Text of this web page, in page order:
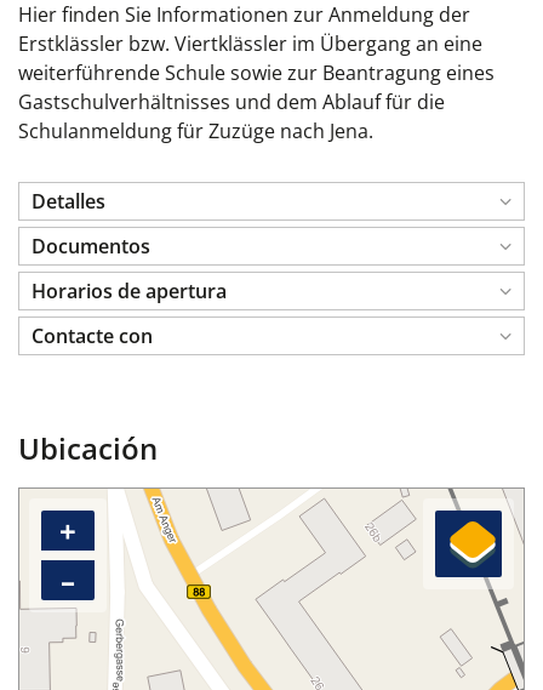
Hier finden Sie Informationen zur Anmeldung der
Erstklässler bzw. Viertklässler im Übergang an eine
weiterführende Schule sowie zur Beantragung eines
Gastschulverhältnisses und dem Ablauf für die
Schulanmeldung für Zuzüge nach Jena.
Detalles
Documentos
Horarios de apertura
Contacte con
Ubicación
+
–